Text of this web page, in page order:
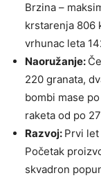
Brzina –
krstarenja 806
vrhunac leta
Naoružanje:
220 granata,
bombi mase
raketa od po
Razvoj: Prvi let
Početak
skvadron